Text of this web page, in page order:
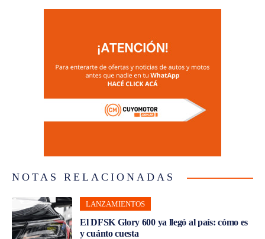
NOTAS RELACIONADAS
LANZAMIENTOS
El DFSK Glory 600 ya llegó al país: cómo es
y cuánto cuesta